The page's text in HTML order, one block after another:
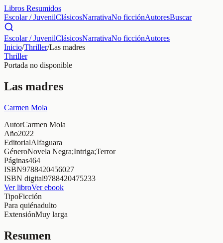
Libros Resumidos
Escolar / JuvenilClásicosNarrativaNo ficciónAutoresBuscar
Escolar / JuvenilClásicosNarrativaNo ficciónAutores
Inicio/Thriller/Las madres
Thriller
Portada no disponible
Las madres
Carmen Mola
AutorCarmen Mola
Año2022
EditorialAlfaguara
GéneroNovela Negra;Intriga;Terror
Páginas464
ISBN9788420456027
ISBN digital9788420475233
Ver libroVer ebook
TipoFicción
Para quiénadulto
ExtensiónMuy larga
Resumen